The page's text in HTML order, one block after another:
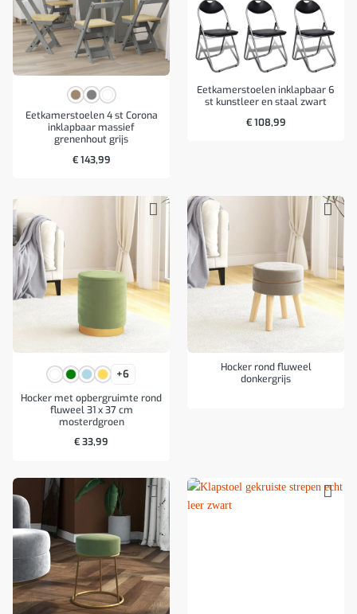
Eetkamerstoelen 4 st Corona
inklapbaar massief
grenenhout grijs
€143,99
Eetkamerstoelen inklapbaar 6
st kunstleer en staal zwart
€108,99
+6
Hocker met opbergruimte rond
fluweel 31 x 37 cm
mosterdgroen
€33,99
Hocker rond fluweel
donkergrijs